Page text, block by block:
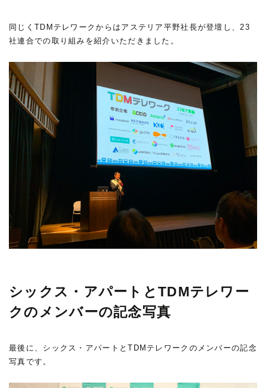
同じくTDMテレワークからはアステリア平野社長が登壇し、23
社連合での取り組みを紹介いただきました。
シックス・アパートとTDMテレワー
クのメンバーの記念写真
最後に、シックス・アパートとTDMテレワークのメンバーの記念
写真です。